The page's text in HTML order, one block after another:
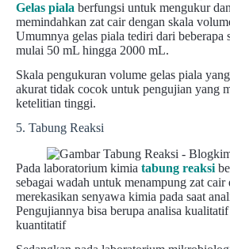
Gelas piala berfungsi untuk mengukur
memindahkan zat cair dengan skala
Umumnya gelas piala tediri dari beberapa
mulai 50 mL hingga 2000 mL.
Skala pengukuran volume gelas piala
akurat tidak cocok untuk pengujian yang
ketelitian tinggi.
5. Tabung Reaksi
Pada laboratorium kimia tabung reaksi
sebagai wadah untuk menampung zat cair
merekasikan senyawa kimia pada saat
Pengujiannya bisa berupa analisa kualitatif
kuantitatif